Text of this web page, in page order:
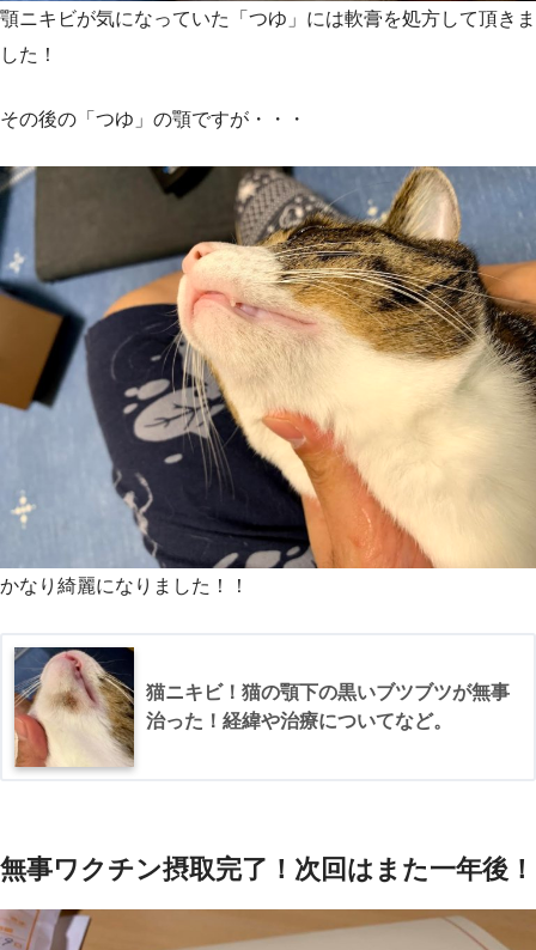
顎ニキビが気になっていた「つゆ」には軟膏を処方して頂きま
した！
その後の「つゆ」の顎ですが・・・
かなり綺麗になりました！！
猫ニキビ！猫の顎下の黒いブツブツが無事
治った！経緯や治療についてなど。
無事ワクチン摂取完了！次回はまた一年後！